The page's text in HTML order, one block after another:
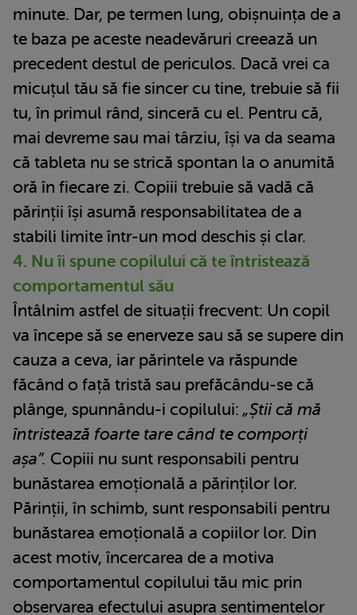
minute. Dar, pe termen lung, obișnuința de a
te baza pe aceste neadevăruri creează un
precedent destul de periculos. Dacă vrei ca
micuțul tău să fie sincer cu tine, trebuie să fii
tu, în primul rând, sinceră cu el. Pentru că,
mai devreme sau mai târziu, își va da seama
că tableta nu se strică spontan la o anumită
oră în fiecare zi. Copiii trebuie să vadă că
părinții își asumă responsabilitatea de a
stabili limite într-un mod deschis și clar.
4. Nu îi spune copilului că te întristează
comportamentul său
Întâlnim astfel de situații frecvent: Un copil
va începe să se enerveze sau să se supere din
cauza a ceva, iar părintele va răspunde
făcând o față tristă sau prefăcându-se că
plânge, spunnându-i copilului: „Știi că mă
întristează foarte tare când te comporți
așa”. Copiii nu sunt responsabili pentru
bunăstarea emoțională a părinților lor.
Părinții, în schimb, sunt responsabili pentru
bunăstarea emoțională a copiilor lor. Din
acest motiv, încercarea de a motiva
comportamentul copilului tău mic prin
observarea efectului asupra sentimentelor